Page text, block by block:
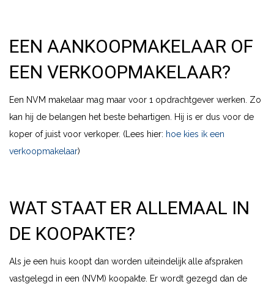
EEN AANKOOPMAKELAAR OF
EEN VERKOOPMAKELAAR?
Een NVM makelaar mag maar voor 1 opdrachtgever werken. Zo
kan hij de belangen het beste behartigen. Hij is er dus voor de
koper of juist voor verkoper. (Lees hier: hoe kies ik een
verkoopmakelaar)
WAT STAAT ER ALLEMAAL IN
DE KOOPAKTE?
Als je een huis koopt dan worden uiteindelijk alle afspraken
vastgelegd in een (NVM) koopakte. Er wordt gezegd dan de